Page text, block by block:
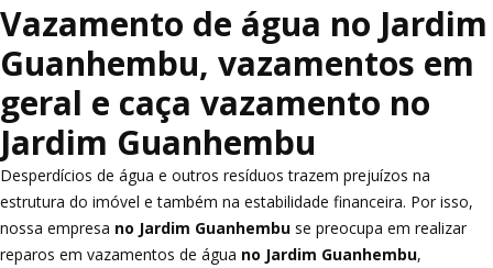
Vazamento de água no Jardim
Guanhembu, vazamentos em
geral e caça vazamento no
Jardim Guanhembu
Desperdícios de água e outros resíduos trazem prejuízos na
estrutura do imóvel e também na estabilidade financeira. Por isso,
nossa empresa no Jardim Guanhembu se preocupa em realizar
reparos em vazamentos de água no Jardim Guanhembu,